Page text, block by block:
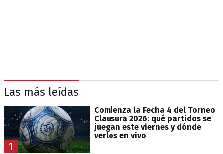
Las más leídas
1
Comienza la Fecha 4 del Torneo
Clausura 2026: qué partidos se
juegan este viernes y dónde
verlos en vivo